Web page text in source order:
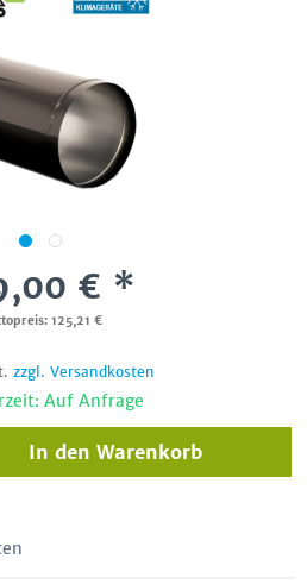
€ *
125,21 €
zzgl. Versandkosten
Auf Anfrage
In den Warenkorb